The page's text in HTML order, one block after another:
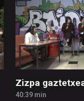
Zizpa
40:39 min